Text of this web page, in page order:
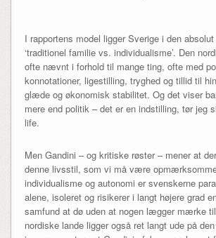
I rapportens model ligger Sverige i den
‘traditionel familie vs. individualisme’. Den
ofte nævnt i forhold til mange ting, ofte med
konnotationer, ligestilling, tryghed og tillid til
glæde og økonomisk stabilitet. Og det viser
mere end politik – det er en indstilling, tør jeg
life.
Men Gandini – og kritiske røster – mener at
denne livsstil, som vi må være
individualisme og autonomi er svenskerne
alene, isoleret og risikerer i langt højere grad
samfund at dø uden at nogen lægger mærke
nordiske lande ligger også ret langt ude på